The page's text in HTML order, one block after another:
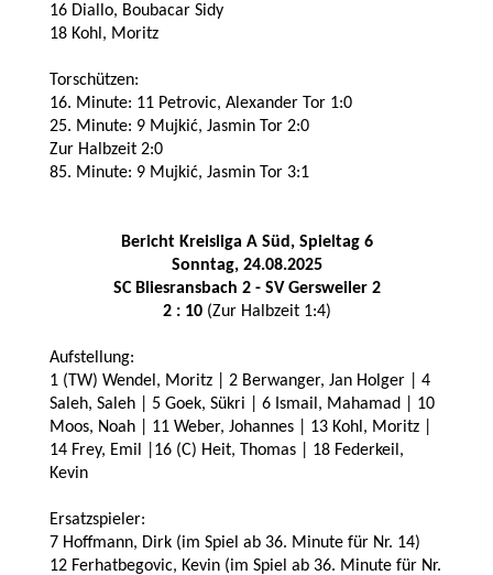
16 Diallo, Boubacar Sidy
18 Kohl, Moritz
Torschützen:
16. Minute: 11 Petrovic, Alexander Tor 1:0
25. Minute: 9 Mujkić, Jasmin Tor 2:0
Zur Halbzeit 2:0
85. Minute: 9 Mujkić, Jasmin Tor 3:1
Bericht Kreisliga A Süd, Spieltag 6
Sonntag, 24.08.2025
SC Bliesransbach 2 - SV Gersweiler 2
2 : 10(Zur Halbzeit 1:4)
Aufstellung:
1 (TW) Wendel, Moritz | 2 Berwanger, Jan Holger | 4
Saleh, Saleh | 5 Goek, Sükri | 6 Ismail, Mahamad | 10
Moos, Noah | 11 Weber, Johannes | 13 Kohl, Moritz |
14 Frey, Emil |16 (C) Heit, Thomas | 18 Federkeil,
Kevin
Ersatzspieler:
7 Hoffmann, Dirk (im Spiel ab 36. Minute für Nr. 14)
12 Ferhatbegovic, Kevin (im Spiel ab 36. Minute für Nr.